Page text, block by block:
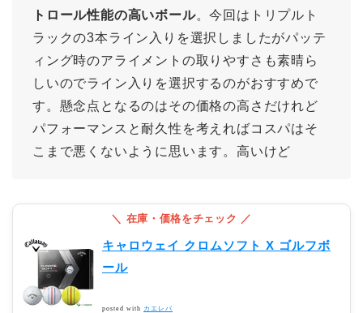
トロール性能の高いボール。今回はトリプルト
ラックの3本ライン入りを選択しましたがパッテ
ィング時のアライメントの取りやすさも素晴ら
しいのでライン入りを選択するのがおすすめで
す。懸念点となるのはその価格の高さだけれど
パフォーマンスと耐久性を考えればコスパはそ
こまで悪くないように思います。高いけど
キャロウェイ クロムソフト X ゴルフボ
ール
posted with カエレバ